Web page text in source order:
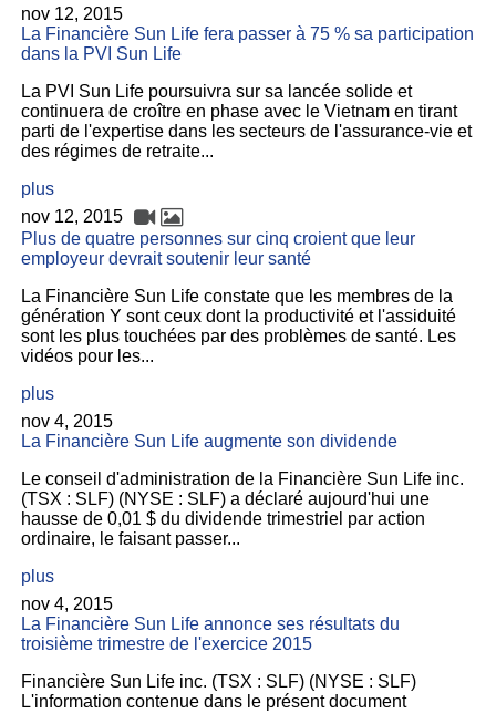
nov 12, 2015
La Financière Sun Life fera passer à 75 % sa participation
dans la PVI Sun Life
La PVI Sun Life poursuivra sur sa lancée solide et
continuera de croître en phase avec le Vietnam en tirant
parti de l'expertise dans les secteurs de l'assurance-vie et
des régimes de retraite...
plus
nov 12, 2015
Plus de quatre personnes sur cinq croient que leur
employeur devrait soutenir leur santé
La Financière Sun Life constate que les membres de la
génération Y sont ceux dont la productivité et l'assiduité
sont les plus touchées par des problèmes de santé. Les
vidéos pour les...
plus
nov 4, 2015
La Financière Sun Life augmente son dividende
Le conseil d'administration de la Financière Sun Life inc.
(TSX : SLF) (NYSE : SLF) a déclaré aujourd'hui une
hausse de 0,01 $ du dividende trimestriel par action
ordinaire, le faisant passer...
plus
nov 4, 2015
La Financière Sun Life annonce ses résultats du
troisième trimestre de l'exercice 2015
Financière Sun Life inc. (TSX : SLF) (NYSE : SLF)
L'information contenue dans le présent document